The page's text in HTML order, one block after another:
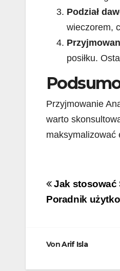
Podział
wieczorem,
posiłku.
Przyjmowanie
warto
maksymalizować
Jak stosować
Poradnik
VonArif Isla